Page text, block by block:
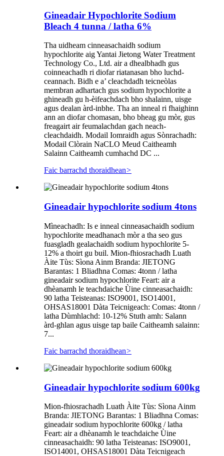
Gineadair Hypochlorite Sodium
Bleach 4 tunna / latha 6%
Tha uidheam cinneasachaidh sodium
hypochlorite aig Yantai Jietong Water Treatment
Technology Co., Ltd. air a dhealbhadh gus
coinneachadh ri diofar riatanasan bho luchd-
ceannach. Bidh e a’ cleachdadh teicneòlas
membran adhartach gus sodium hypochlorite a
ghineadh gu h-èifeachdach bho shalainn, uisge
agus dealan àrd-inbhe. Tha an inneal ri fhaighinn
ann an diofar chomasan, bho bheag gu mòr, gus
freagairt air feumalachdan gach neach-
cleachdaidh. Modail Iomraidh agus Sònrachadh:
Modail Clòrain NaCLO Meud Caitheamh
Salainn Caitheamh cumhachd DC ...
Faic barrachd thoraidhean>
Gineadair hypochlorite sodium 4tons
Mìneachadh: Is e inneal cinneasachaidh sodium
hypochlorite meadhanach mòr a tha seo gus
fuasgladh gealachaidh sodium hypochlorite 5-
12% a thoirt gu buil. Mion-fhiosrachadh Luath
Àite Tùs: Sìona Ainm Branda: JIETONG
Barantas: 1 Bliadhna Comas: 4tonn / latha
gineadair sodium hypochlorite Feart: air a
dhèanamh le teachdaiche Ùine cinneasachaidh:
90 latha Teisteanas: ISO9001, ISO14001,
OHSAS18001 Dàta Teicnigeach: Comas: 4tonn /
latha Dùmhlachd: 10-12% Stuth amh: Salann
àrd-ghlan agus uisge tap baile Caitheamh salainn:
7...
Faic barrachd thoraidhean>
Gineadair hypochlorite sodium 600kg
Mion-fhiosrachadh Luath Àite Tùs: Sìona Ainm
Branda: JIETONG Barantas: 1 Bliadhna Comas:
gineadair sodium hypochlorite 600kg / latha
Feart: air a dhèanamh le teachdaiche Ùine
cinneasachaidh: 90 latha Teisteanas: ISO9001,
ISO14001, OHSAS18001 Dàta Teicnigeach